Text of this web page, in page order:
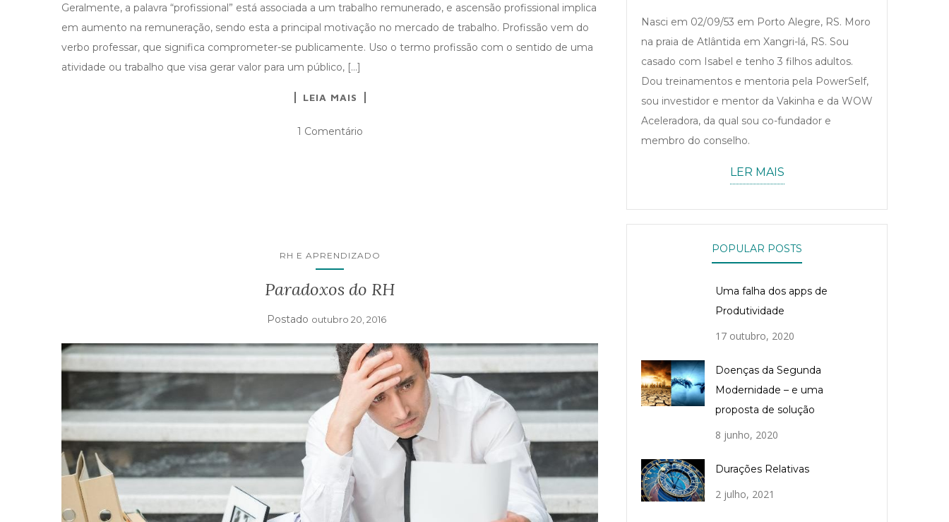
Geralmente, a palavra “profissional” está associada a um trabalho remunerado, e ascensão profissional implica
em aumento na remuneração, sendo esta a principal motivação no mercado de trabalho. Profissão vem do
verbo professar, que significa comprometer-se publicamente. Uso o termo profissão com o sentido de uma
atividade ou trabalho que visa gerar valor para um público, […]
LEIA MAIS
1 Comentário
RH E APRENDIZADO
Paradoxos do RH
Postado outubro 20, 2016
Nasci em 02/09/53 em Porto Alegre, RS. Moro
na praia de Atlântida em Xangri-lá, RS. Sou
casado com Isabel e tenho 3 filhos adultos.
Dou treinamentos e mentoria pela PowerSelf,
sou investidor e mentor da Vakinha e da WOW
Aceleradora, da qual sou co-fundador e
membro do conselho.
LER MAIS
POPULAR POSTS
Uma falha dos apps de
Produtividade
17 outubro, 2020
Doenças da Segunda
Modernidade – e uma
proposta de solução
8 junho, 2020
Durações Relativas
2 julho, 2021